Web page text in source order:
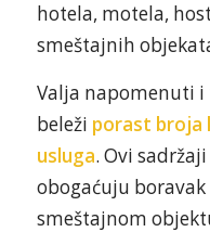
hotela, motela,
smeštajnih
Valja napomenuti i
beleži porast broja
usluga. Ovi
obogaćuju
smeštajnom